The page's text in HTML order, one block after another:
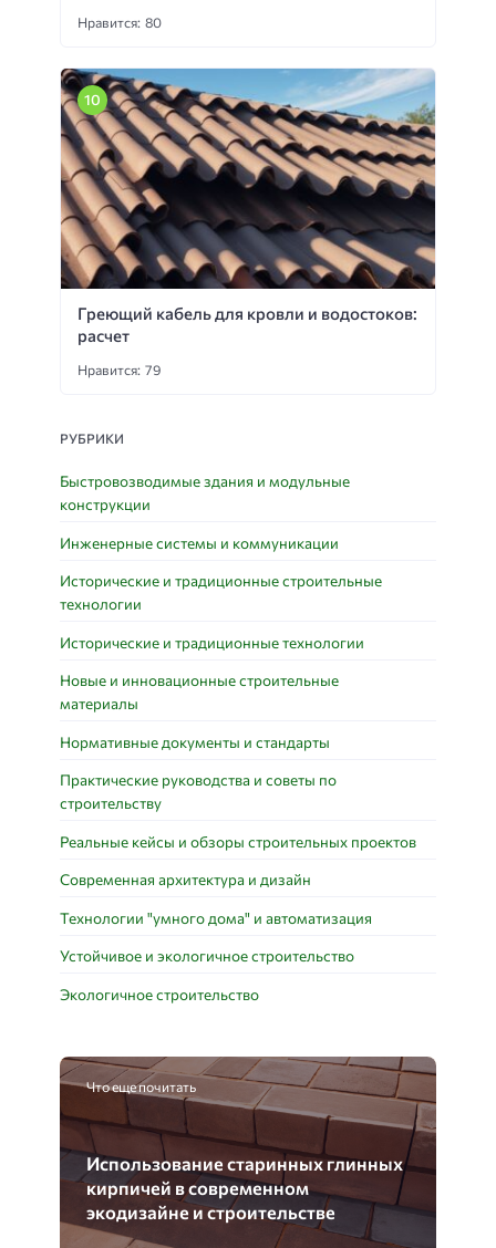
Нравится: 80
Греющий кабель для кровли и водостоков:
расчет
Нравится: 79
РУБРИКИ
Быстровозводимые здания и модульные
конструкции
Инженерные системы и коммуникации
Исторические и традиционные строительные
технологии
Исторические и традиционные технологии
Новые и инновационные строительные
материалы
Нормативные документы и стандарты
Практические руководства и советы по
строительству
Реальные кейсы и обзоры строительных проектов
Современная архитектура и дизайн
Технологии "умного дома" и автоматизация
Устойчивое и экологичное строительство
Экологичное строительство
Что еще почитать
Использование старинных глинных
кирпичей в современном
экодизайне и строительстве